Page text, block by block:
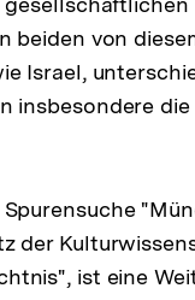
beiden von
Israel,
insbesondere
der
ist eine